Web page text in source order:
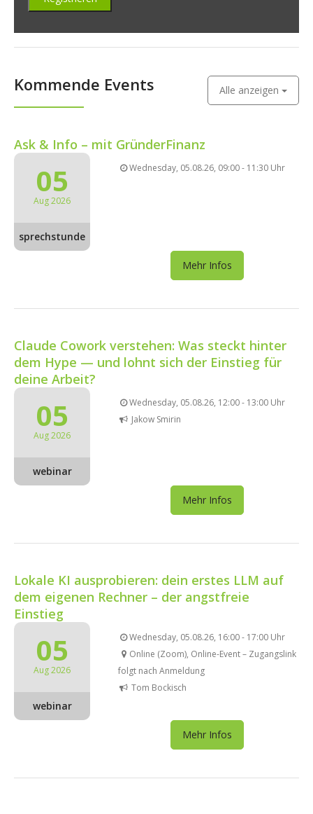
Kommende Events Alle anzeigen
Ask & Info – mit GründerFinanz
05
Aug 2026
sprechstunde
Wednesday, 05.08.26, 09:00 - 11:30 Uhr
Mehr Infos
Claude Cowork verstehen: Was steckt hinter
dem Hype — und lohnt sich der Einstieg für
deine Arbeit?
05
Aug 2026
webinar
Wednesday, 05.08.26, 12:00 - 13:00 Uhr
Jakow Smirin
Mehr Infos
Lokale KI ausprobieren: dein erstes LLM auf
dem eigenen Rechner – der angstfreie
Einstieg
05
Aug 2026
webinar
Wednesday, 05.08.26, 16:00 - 17:00 Uhr
Online (Zoom), Online-Event – Zugangslink
folgt nach Anmeldung
Tom Bockisch
Mehr Infos